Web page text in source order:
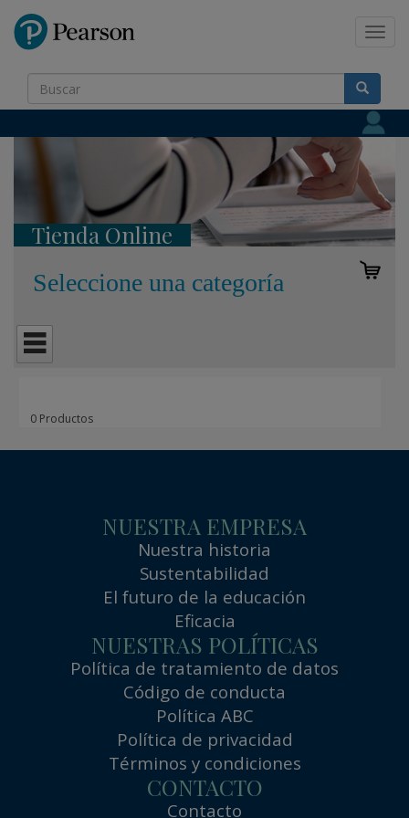
Tienda Online
Seleccione una categoría
0 Productos
NUESTRA EMPRESA
Nuestra historia
Sustentabilidad
El futuro de la educación
Eficacia
NUESTRAS POLÍTICAS
Política de tratamiento de datos
Código de conducta
Política ABC
Política de privacidad
Términos y condiciones
CONTACTO
Contacto